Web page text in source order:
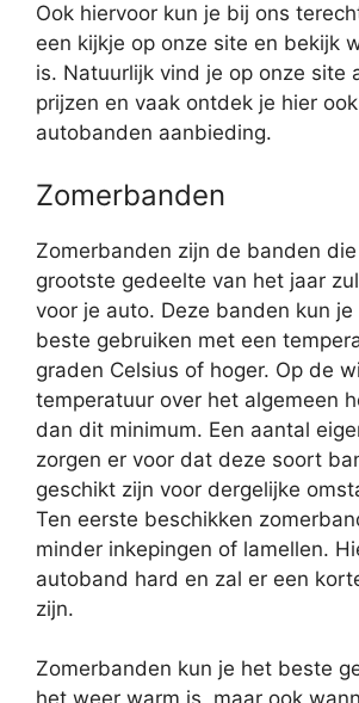
Ook hiervoor kun je bij ons
een kijkje op onze site en bekijk
is. Natuurlijk vind je op onze site
prijzen en vaak ontdek je hier
autobanden aanbieding.
Zomerbanden
Zomerbanden zijn de banden
grootste gedeelte van het jaar
voor je auto. Deze banden kun
beste gebruiken met een
graden Celsius of hoger. Op de
temperatuur over het algemeen
dan dit minimum. Een aantal
zorgen er voor dat deze soort
geschikt zijn voor dergelijke
Ten eerste beschikken
minder inkepingen of lamellen.
autoband hard en zal er een
zijn.
Zomerbanden kun je het beste